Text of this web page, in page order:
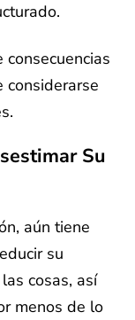
Su
aún tiene
su
cosas, así
menos de lo